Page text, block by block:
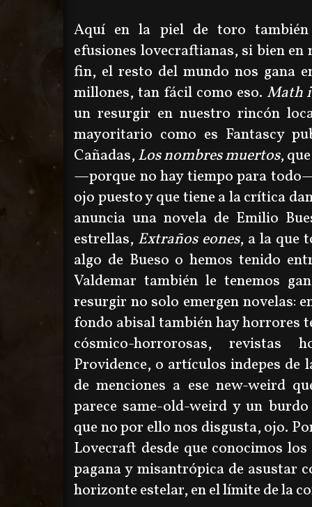
Aquí en la piel de toro también
efusiones lovecraftianas, si bien en
fin, el resto del mundo nos gana
millones, tan fácil como eso. Math
un resurgir en nuestro rincón
mayoritario como es Fantascy
Cañadas,Los nombres muertos,
—porque no hay tiempo para todo
ojo puesto y que tiene a la crítica
anuncia una novela de Emilio
estrellas, Extraños eones, a la que
algo de Bueso o hemos tenido
Valdemar también le tenemos
resurgir no solo emergen novelas:
fondo abisal también hay horrores
cósmico-horrorosas, revistas
Providence, o artículos indepes de
de menciones a ese new-weird
parece same-old-weird y un
que no por ello nos disgusta, ojo.
Lovecraft desde que conocimos
pagana y misantrópica de asustar
horizonte estelar, en el límite de la